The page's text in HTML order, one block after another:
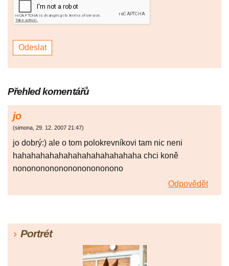
Přehled komentářů
jo
(simona, 29. 12. 2007 21:47)
jo dobrý:) ale o tom polokrevníkovi tam nic neni
hahahahahahahahahahahahahaha chci koně
nononononononononononono
Odpovědět
Portrét